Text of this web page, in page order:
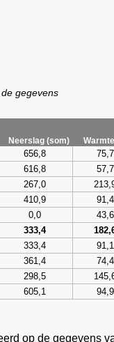
gegevens
Neerslag (som)
656,8 75,7
616,8 57,7
267,0
410,9 91,4
0,0 43,6
333,4
333,4 91,1
361,4 74,4
298,5
605,1 94,9
op de gegevens